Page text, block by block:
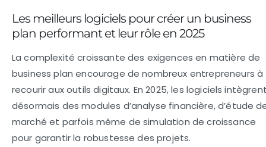
Les meilleurs logiciels pour créer un business
plan performant et leur rôle en 2025
La complexité croissante des exigences en matière de
business plan encourage de nombreux entrepreneurs à
recourir aux outils digitaux. En 2025, les logiciels
désormais des modules d’analyse financière, d’étude
marché et parfois même de simulation de croissance
pour garantir la robustesse des projets.